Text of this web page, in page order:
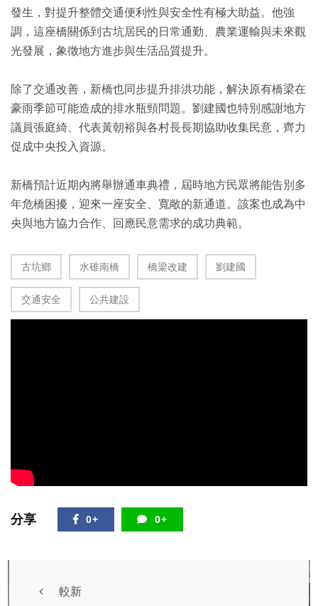
發生，對提升整體交通便利性與安全性有極大助益。他強
調，這座橋關係到古坑居民的日常通勤、農業運輸與未來觀
光發展，象徵地方進步與生活品質提升。
除了交通改善，新橋也同步提升排洪功能，解決原有橋梁在
豪雨季節可能造成的排水瓶頸問題。劉建國也特別感謝地方
議員張庭綺、代表黃朝裕與各村長長期協助收集民意，齊力
促成中央投入資源。
新橋預計近期內將舉辦通車典禮，屆時地方民眾將能告別多
年危橋困擾，迎來一座安全、寬敞的新通道。該案也成為中
央與地方協力合作、回應民意需求的成功典範。
古坑鄉 水碓南橋 橋梁改建 劉建國
交通安全 公共建設
分享 0+ 0+
較新